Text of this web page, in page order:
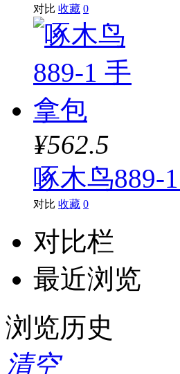
对比 收藏 0
¥562.5
啄木鸟889-
对比 收藏 0
对比栏
最近浏览
浏览历史
清空